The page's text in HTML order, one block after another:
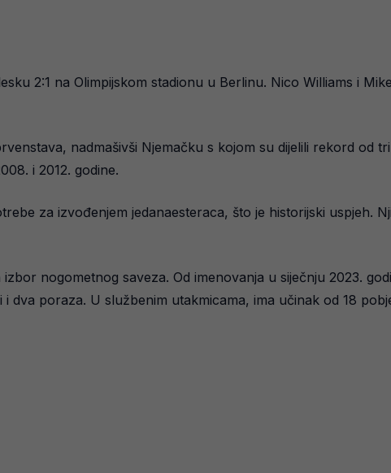
2:1 na Olimpijskom stadionu u Berlinu. Nico Williams i
nadmašivši Njemačku s kojom su dijelili rekord od
i 2012. godine.
za izvođenjem jedanaesteraca, što je historijski uspjeh.
nogometnog saveza. Od imenovanja u siječnju 2023.
dva poraza. U službenim utakmicama, ima učinak od 18